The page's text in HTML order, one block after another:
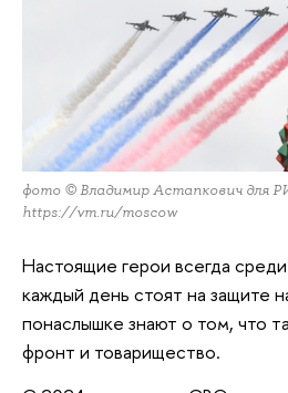
фото © Владимир Астапкович для
https://vm.ru/moscow
Настоящие герои всегда
каждый день стоят на защите
понаслышке знают о том, что
фронт и товарищество.